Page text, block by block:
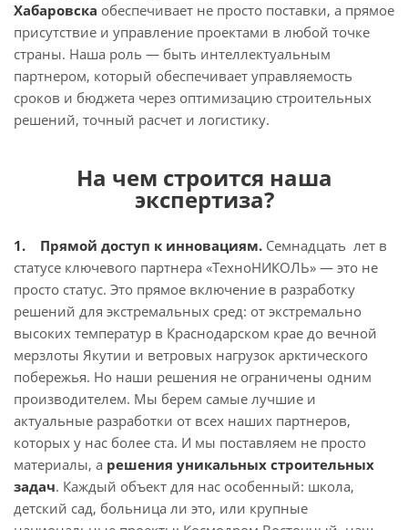
Хабаровска обеспечивает не просто поставки, а прямое
присутствие и управление проектами в любой точке
страны. Наша роль — быть интеллектуальным
партнером, который обеспечивает управляемость
сроков и бюджета через оптимизацию строительных
решений, точный расчет и логистику.
На чем строится наша
экспертиза?
1. Прямой доступ к инновациям. Семнадцать лет в
статусе ключевого партнера «ТехноНИКОЛЬ» — это не
просто статус. Это прямое включение в разработку
решений для экстремальных сред: от экстремально
высоких температур в Краснодарском крае до вечной
мерзлоты Якутии и ветровых нагрузок арктического
побережья. Но наши решения не ограничены одним
производителем. Мы берем самые лучшие и
актуальные разработки от всех наших партнеров,
которых у нас более ста. И мы поставляем не просто
материалы, а решения уникальных строительных
задач. Каждый объект для нас особенный: школа,
детский сад, больница ли это, или крупные